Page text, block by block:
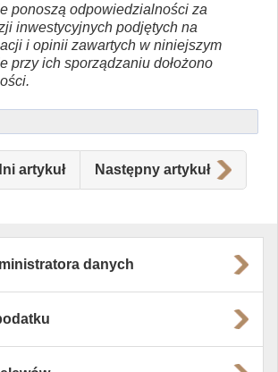
ponoszą odpowiedzialności za
inwestycyjnych podjętych na
i opinii zawartych w niniejszym
przy ich sporządzaniu dołożono
artykuł Następny artykuł
danych